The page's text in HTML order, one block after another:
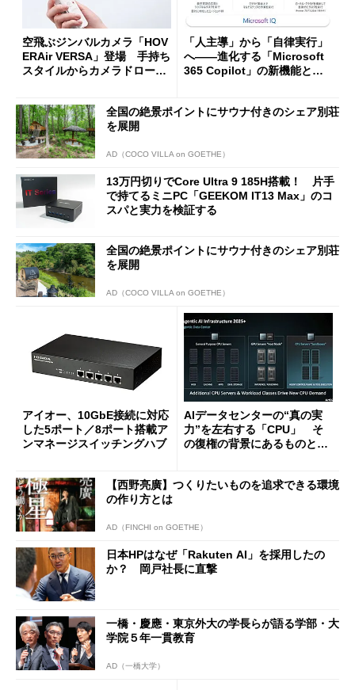
空飛ぶジンバルカメラ「HOV
ERAir VERSA」登場 手持ち
スタイルからカメラドローン
「人主導」から「自律実行」
へ――進化する「Microsoft
365 Copilot」の新機能とエ
全国の絶景ポイントにサウナ付きのシェア別荘
を展開
AD（COCO VILLA on GOETHE）
13万円切りでCore Ultra 9 185H搭載！ 片手
で持てるミニPC「GEEKOM IT13 Max」のコ
スパと実力を検証する
全国の絶景ポイントにサウナ付きのシェア別荘
を展開
AD（COCO VILLA on GOETHE）
アイオー、10GbE接続に対応
した5ポート／8ポート搭載ア
ンマネージスイッチングハブ
AIデータセンターの“真の実
力”を左右する「CPU」 そ
の復権の背景にあるものと
【西野亮廣】つくりたいものを追求できる環境
の作り方とは
AD（FINCHI on GOETHE）
日本HPはなぜ「Rakuten AI」を採用したの
か？ 岡戸社長に直撃
一橋・慶應・東京外大の学長らが語る学部・大
学院５年一貫教育
AD（一橋大学）